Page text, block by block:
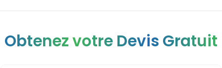
Obtenez votre Devis Gratuit